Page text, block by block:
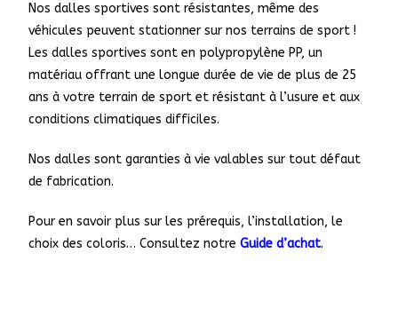
Nos dalles sportives sont résistantes, même des
véhicules peuvent stationner sur nos terrains de sport !
Les dalles sportives sont en polypropylène PP, un
matériau offrant une longue durée de vie de plus de 25
ans à votre terrain de sport et résistant à l’usure et aux
conditions climatiques difficiles.
Nos dalles sont garanties à vie valables sur tout défaut
de fabrication.
Pour en savoir plus sur les prérequis, l’installation, le
choix des coloris… Consultez notreGuide d’achat.